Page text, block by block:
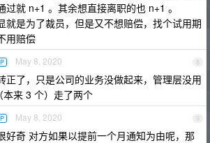
过就 n+1 。其余想直接离职的也 n+1 。
就是为了裁员，但是又不想赔偿，找个试用期
用赔偿
8
May 8, 2020
正了，只是公司的业务没做起来，管理层没用
本来 3 个）走了两个
9
May 8, 2020
好奇 对方如果以提前一个月通知为由呢，那